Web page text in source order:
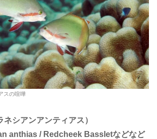
スの喧嘩
シアンアンティアス）
anthias / Redcheek Bassletなどなど